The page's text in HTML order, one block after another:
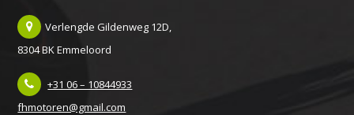
Verlengde Gildenweg 12D,
8304 BK Emmeloord
+31 06 – 10844933
fhmotoren@gmail.com